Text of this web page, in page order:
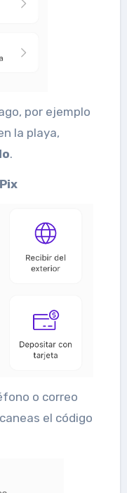
por ejemplo
la playa,
.
o correo
el código